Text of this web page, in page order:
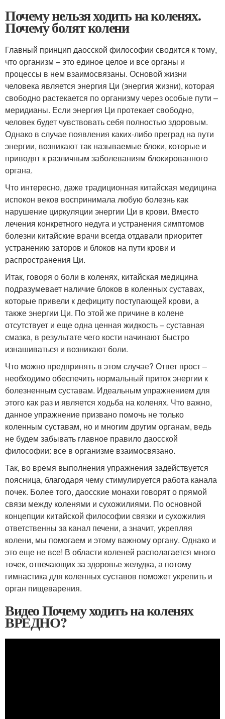
Почему нельзя ходить на коленях.
Почему болят колени
Главный принцип даосской философии сводится к тому,
что организм – это единое целое и все органы и
процессы в нем взаимосвязаны. Основой жизни
человека является энергия Ци (энергия жизни), которая
свободно растекается по организму через особые пути –
меридианы. Если энергия Ци протекает свободно,
человек будет чувствовать себя полностью здоровым.
Однако в случае появления каких-либо преград на пути
энергии, возникают так называемые блоки, которые и
приводят к различным заболеваниям блокированного
органа.
Что интересно, даже традиционная китайская медицина
испокон веков воспринимала любую болезнь как
нарушение циркуляции энергии Ци в крови. Вместо
лечения конкретного недуга и устранения симптомов
болезни китайские врачи всегда отдавали приоритет
устранению заторов и блоков на пути крови и
распространения Ци.
Итак, говоря о боли в коленях, китайская медицина
подразумевает наличие блоков в коленных суставах,
которые привели к дефициту поступающей крови, а
также энергии Ци. По этой же причине в колене
отсутствует и еще одна ценная жидкость – суставная
смазка, в результате чего кости начинают быстро
изнашиваться и возникают боли.
Что можно предпринять в этом случае? Ответ прост –
необходимо обеспечить нормальный приток энергии к
болезненным суставам. Идеальным упражнением для
этого как раз и является ходьба на коленях. Что важно,
данное упражнение призвано помочь не только
коленным суставам, но и многим другим органам, ведь
не будем забывать главное правило даосской
философии: все в организме взаимосвязано.
Так, во время выполнения упражнения задействуется
поясница, благодаря чему стимулируется работа канала
почек. Более того, даосские монахи говорят о прямой
связи между коленями и сухожилиями. По основной
концепции китайской философии связки и сухожилия
ответственны за канал печени, а значит, укрепляя
колени, мы помогаем и этому важному органу. Однако и
это еще не все! В области коленей располагается много
точек, отвечающих за здоровье желудка, а потому
гимнастика для коленных суставов поможет укрепить и
орган пищеварения.
Видео Почему ходить на коленях
ВРЕДНО?